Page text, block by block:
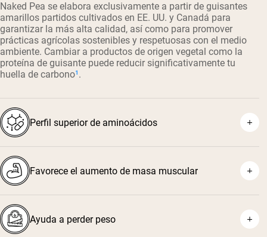
Naked Pea se elabora exclusivamente a partir de guisantes
amarillos partidos cultivados en EE. UU. y Canadá para
garantizar la más alta calidad, así como para promover
prácticas agrícolas sostenibles y respetuosas con el medio
ambiente. Cambiar a productos de origen vegetal como la
proteína de guisante puede reducir significativamente tu
huella de carbono¹.
Perfil superior de aminoácidos
Favorece el aumento de masa muscular
Ayuda a perder peso